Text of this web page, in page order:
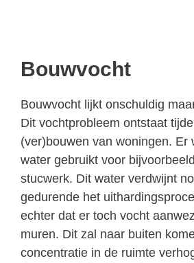
Bouwvocht
Bouwvocht lijkt onschuldig
Dit vochtprobleem ontstaat
(ver)bouwen van woningen. Er
water gebruikt voor
stucwerk. Dit water verdwijnt
gedurende het
echter dat er toch vocht
muren. Dit zal naar buiten
concentratie in de ruimte